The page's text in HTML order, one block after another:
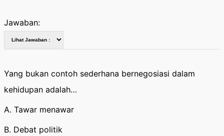
Jawaban:
Yang bukan contoh sederhana bernegosiasi dalam
kehidupan adalah…
A. Tawar menawar
B. Debat politik